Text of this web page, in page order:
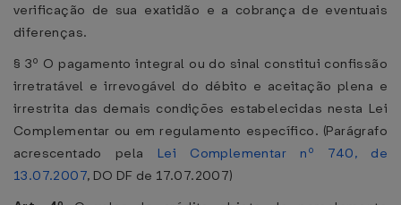
verificação de sua exatidão e a cobrança de eventuais
diferenças.
§ 3º O pagamento integral ou do sinal constitui confissão
irretratável e irrevogável do débito e aceitação plena e
irrestrita das demais condições estabelecidas nesta Lei
Complementar ou em regulamento específico. (Parágrafo
acrescentado pela Lei Complementar nº 740, de
13.07.2007, DO DF de 17.07.2007)